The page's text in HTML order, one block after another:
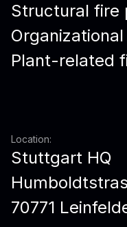
Structural fire
Plant-related
Location:
Stuttgart HQ
70771